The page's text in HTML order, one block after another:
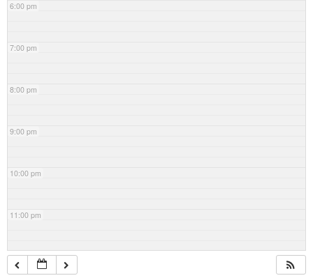
6:00 pm
7:00 pm
8:00 pm
9:00 pm
10:00 pm
11:00 pm